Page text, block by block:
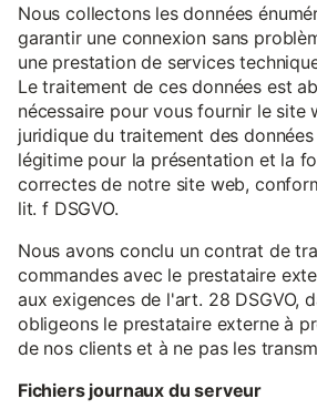
Nous collectons les données
garantir une connexion sans
une prestation de services
Le traitement de ces données est
nécessaire pour vous fournir le site
juridique du traitement des
légitime pour la présentation et la
correctes de notre site web,
lit. f DSGVO.
Nous avons conclu un contrat de
commandes avec le prestataire
aux exigences de l'art. 28 DSGVO,
obligeons le prestataire externe à
de nos clients et à ne pas les
Fichiers journaux du serveur